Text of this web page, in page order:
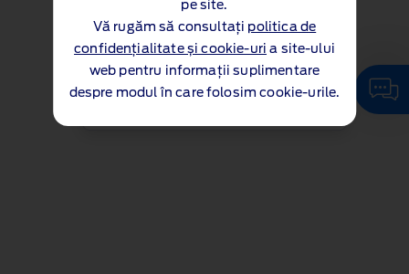
pe site.
Vă rugăm să consultați politica de
confidențialitate și cookie-uri a site-ului
web pentru informații suplimentare
despre modul în care folosim cookie-urile.
Click aici pentru a discuta cu
Asistentul nostru Virtual generat cu